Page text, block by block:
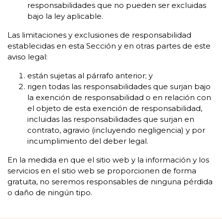
responsabilidades que no pueden ser excluidas
bajo la ley aplicable.
Las limitaciones y exclusiones de responsabilidad
establecidas en esta Sección y en otras partes de este
aviso legal:
están sujetas al párrafo anterior; y
rigen todas las responsabilidades que surjan bajo
la exención de responsabilidad o en relación con
el objeto de esta exención de responsabilidad,
incluidas las responsabilidades que surjan en
contrato, agravio (incluyendo negligencia) y por
incumplimiento del deber legal.
En la medida en que el sitio web y la información y los
servicios en el sitio web se proporcionen de forma
gratuita, no seremos responsables de ninguna pérdida
o daño de ningún tipo.